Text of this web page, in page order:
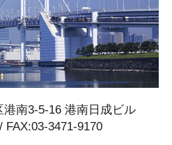
南3-5-16 港南⽇成ビル
FAX:03-3471-9170